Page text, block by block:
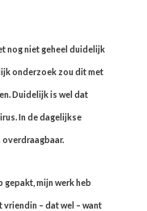
nog niet geheel duidelijk
onderzoek zou dit met
Duidelijk is wel dat
In de dagelijkse
overdraagbaar.
gepakt, mijn werk heb
– dat wel – want